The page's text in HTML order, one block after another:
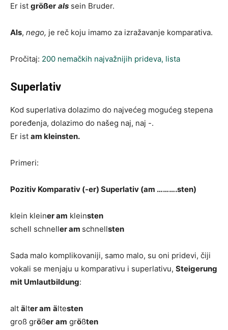
Er ist größer als sein Bruder.
Als, nego, je reč koju imamo za izražavanje komparativa.
Pročitaj: 200 nemačkih najvažnijih prideva, lista
Superlativ
Kod superlativa dolazimo do najvećeg mogućeg stepena
poređenja, dolazimo do našeg naj, naj -.
Er ist am kleinsten.
Primeri:
Pozitiv Komparativ (-er) Superlativ (am ……….sten)
klein kleineram kleinsten
schell schnelleram schnellsten
Sada malo komplikovaniji, samo malo, su oni pridevi, čiji
vokali se menjaju u komparativu i superlativu, Steigerung
mit Umlautbildung:
alt älteram ältesten
groß größer am größten